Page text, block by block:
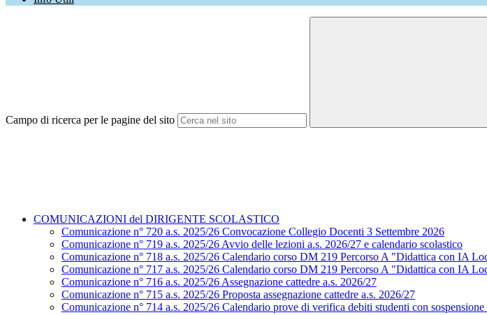
Campo di ricerca per le pagine del sito
COMUNICAZIONI del DIRIGENTE SCOLASTICO
Comunicazione n° 720 a.s. 2025/26 Convocazione Collegio Docenti 3 Settembre 2026
Comunicazione n° 719 a.s. 2025/26 Avvio delle lezioni a.s. 2026/27 e calendario scolastico
Comunicazione n° 718 a.s. 2025/26 Calendario corso DM 219 Percorso A "Didattica con IA
Comunicazione n° 717 a.s. 2025/26 Calendario corso DM 219 Percorso A "Didattica con IA
Comunicazione n° 716 a.s. 2025/26 Assegnazione cattedre a.s. 2026/27
Comunicazione n° 715 a.s. 2025/26 Proposta assegnazione cattedre a.s. 2026/27
Comunicazione n° 714 a.s. 2025/26 Calendario prove di verifica debiti studenti con